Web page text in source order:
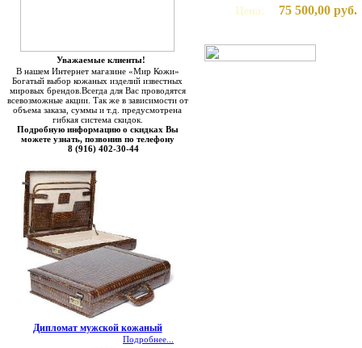
Уважаемые клиенты!
В нашем Интернет магазине «Мир Кожи»
Богатый выбор кожаных изделий известных
мировых брендов.Всегда для Вас проводятся
всевозможные акции. Так же в зависимости от
объема заказа, суммы и т.д. предусмотрена
гибкая система скидок.
Подробную информацию о скидках Вы
можете узнать, позвонив по телефону
8 (916) 402-30-44
Дипломат мужской кожаный
Подробнее...
Цена: 75 500,00 руб.